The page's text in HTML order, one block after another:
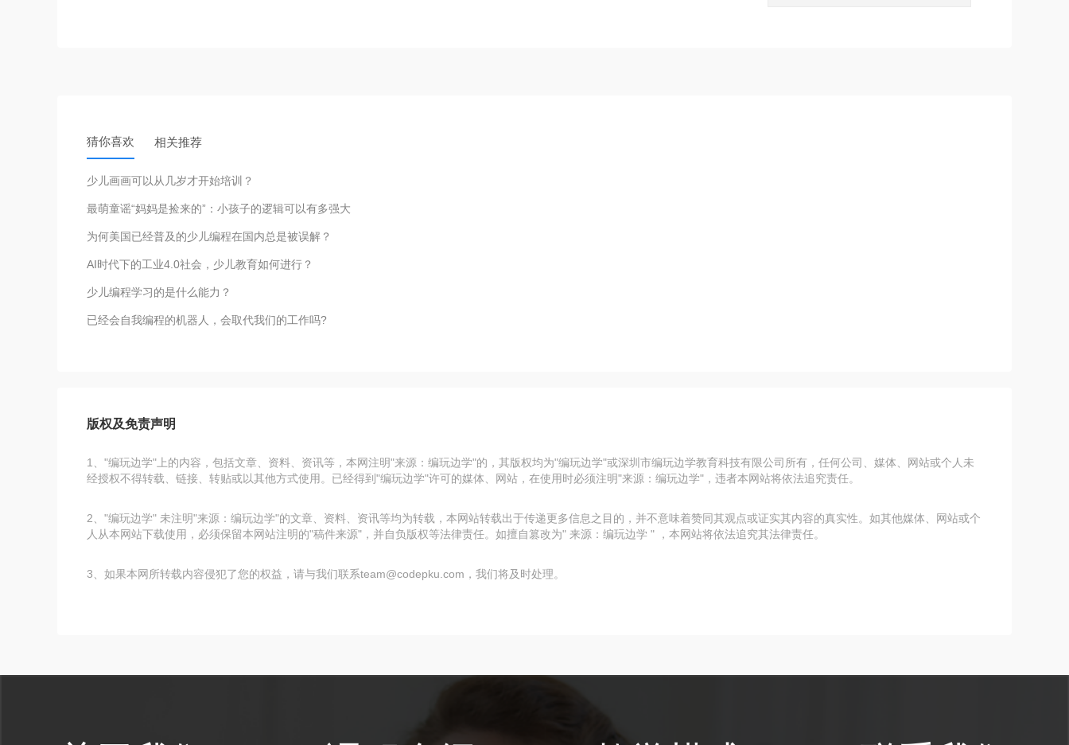
猜你喜欢 相关推荐
少儿画画可以从几岁才开始培训？
最萌童谣“妈妈是捡来的”：小孩子的逻辑可以有多强大
为何美国已经普及的少儿编程在国内总是被误解？
AI时代下的工业4.0社会，少儿教育如何进行？
少儿编程学习的是什么能力？
已经会自我编程的机器人，会取代我们的工作吗?
版权及免责声明
1、"编玩边学"上的内容，包括文章、资料、资讯等，本网注明"来源：编玩边学"的，其版权均为"编玩边学"或深圳市编玩边学教育科技有限公司所有，任何公司、媒体、网站或个人未
经授权不得转载、链接、转贴或以其他方式使用。已经得到"编玩边学"许可的媒体、网站，在使用时必须注明"来源：编玩边学"，违者本网站将依法追究责任。
2、"编玩边学" 未注明"来源：编玩边学"的文章、资料、资讯等均为转载，本网站转载出于传递更多信息之目的，并不意味着赞同其观点或证实其内容的真实性。如其他媒体、网站或个
人从本网站下载使用，必须保留本网站注明的"稿件来源"，并自负版权等法律责任。如擅自篡改为" 来源：编玩边学 " ，本网站将依法追究其法律责任。
3、如果本网所转载内容侵犯了您的权益，请与我们联系team@codepku.com，我们将及时处理。